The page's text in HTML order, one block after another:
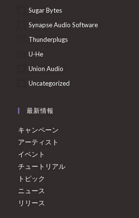
Sugar Bytes
Synapse Audio Software
Thunderplugs
U-He
Union Audio
Uncategorized
最新情報
キャンペーン
アーティスト
イベント
チュートリアル
トピック
ニュース
リリース